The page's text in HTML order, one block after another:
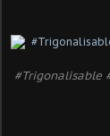
#Trigonalisable